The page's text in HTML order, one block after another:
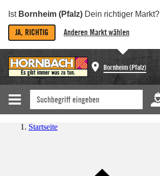
Ist Bornheim (Pfalz) Dein richtiger Markt?
JA, RICHTIG Anderen Markt wählen
Bornheim (Pfalz)
Startseite